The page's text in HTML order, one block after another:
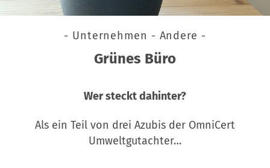
- Unternehmen - Andere -
Grünes Büro
Wer steckt dahinter?
Als ein Teil von drei Azubis der OmniCert
Umweltgutachter…